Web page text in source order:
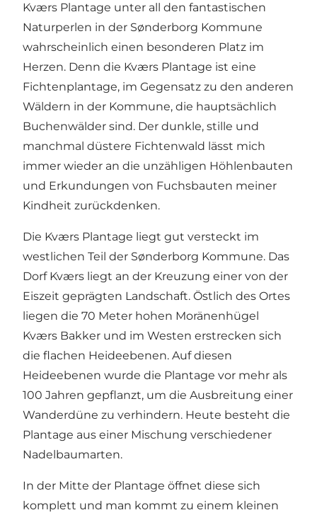
Kværs Plantage unter all den fantastischen
Naturperlen in der Sønderborg Kommune
wahrscheinlich einen besonderen Platz im
Herzen. Denn die Kværs Plantage ist eine
Fichtenplantage, im Gegensatz zu den anderen
Wäldern in der Kommune, die hauptsächlich
Buchenwälder sind. Der dunkle, stille und
manchmal düstere Fichtenwald lässt mich
immer wieder an die unzähligen Höhlenbauten
und Erkundungen von Fuchsbauten meiner
Kindheit zurückdenken.
Die Kværs Plantage liegt gut versteckt im
westlichen Teil der Sønderborg Kommune. Das
Dorf Kværs liegt an der Kreuzung einer von der
Eiszeit geprägten Landschaft. Östlich des Ortes
liegen die 70 Meter hohen Moränenhügel
Kværs Bakker und im Westen erstrecken sich
die flachen Heideebenen. Auf diesen
Heideebenen wurde die Plantage vor mehr als
100 Jahren gepflanzt, um die Ausbreitung einer
Wanderdüne zu verhindern. Heute besteht die
Plantage aus einer Mischung verschiedener
Nadelbaumarten.
In der Mitte der Plantage öffnet diese sich
komplett und man kommt zu einem kleinen